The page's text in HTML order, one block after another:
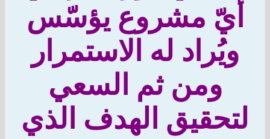
مشروع يؤسّس
له الاستمرار
ومن ثم السعي
الهدف الذي